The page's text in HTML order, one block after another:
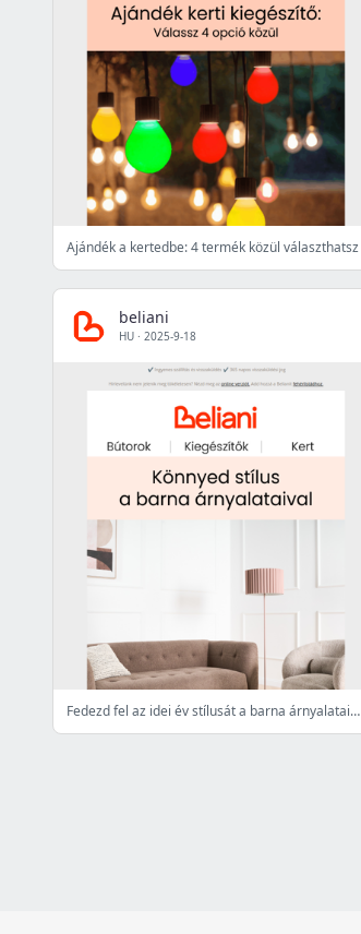
Ajándék a kertedbe: 4 termék közül választhatsz
beliani
HU · 2025-9-18
Fedezd fel az idei év stílusát a barna árnyalataival 🤎